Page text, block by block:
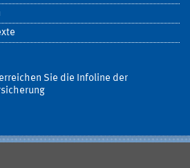
Sie die Infoline der